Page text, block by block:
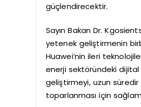
güçlendirecektir.
Sayın Bakan Dr.
yetenek geliştirmenin
Huawei’nin ileri
enerji sektöründeki dijital
geliştirmeyi, uzun
toparlanması için